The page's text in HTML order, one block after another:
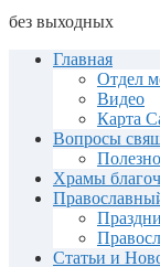
без выходных
Главная
Отдел
Видео
Карта
Вопросы
Храмы
Статьи и